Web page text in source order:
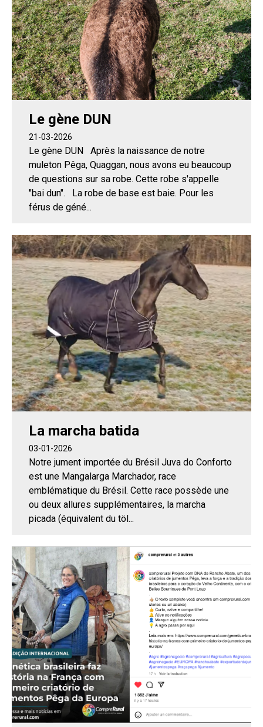
Le gène DUN
21-03-2026
Le gène DUN Après la naissance de notre
muleton Pêga, Quaggan, nous avons eu beaucoup
de questions sur sa robe. Cette robe s'appelle
"bai dun". La robe de base est baie. Pour les
férus de géné...
La marcha batida
03-01-2026
Notre jument importée du Brésil Juva do Conforto
est une Mangalarga Marchador, race
emblématique du Brésil. Cette race possède une
ou deux allures supplémentaires, la marcha
picada (équivalent du töl...